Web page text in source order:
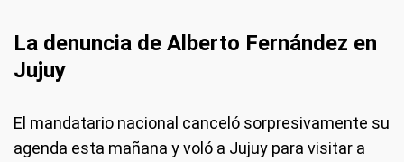
La denuncia de Alberto Fernández en
Jujuy
El mandatario nacional canceló sorpresivamente su
agenda esta mañana y voló a Jujuy para visitar a